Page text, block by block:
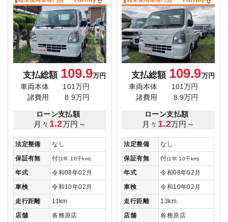
支払総額 109.9万円
車両本体
101万円
諸費用
8.9万円
ローン支払額
月々 1.2万円～
法定整備
なし
保証有無
付(1年 10千km)
年式
令和08年02月
車検
令和10年02月
走行距離
11km
店舗
各務原店
支払総額 109.9万円
車両本体
101万円
諸費用
8.9万円
ローン支払額
月々 1.2万円～
法定整備
なし
保証有無
付(1年 10千km)
年式
令和08年02月
車検
令和10年02月
走行距離
13km
店舗
各務原店